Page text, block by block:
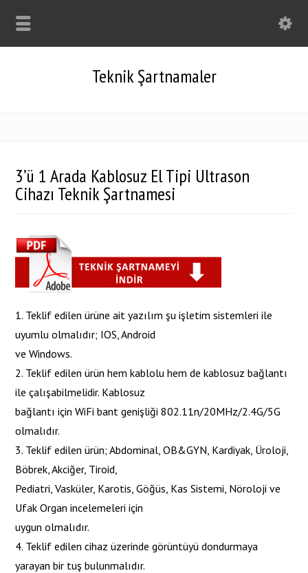
Teknik Şartnamaler
3’ü 1 Arada Kablosuz El Tipi Ultrason
Cihazı Teknik Şartnamesi
1. Teklif edilen ürüne ait yazılım şu işletim sistemleri ile
uyumlu olmalıdır; IOS, Android
ve Windows.
2. Teklif edilen ürün hem kablolu hem de kablosuz bağlantı
ile çalışabilmelidir. Kablosuz
bağlantı için WiFi bant genişliği 802.11n/20MHz/2.4G/5G
olmalıdır.
3. Teklif edilen ürün; Abdominal, OB&GYN, Kardiyak, Üroloji,
Böbrek, Akciğer, Tiroid,
Pediatri, Vasküler, Karotis, Göğüs, Kas Sistemi, Nöroloji ve
Ufak Organ incelemeleri için
uygun olmalıdır.
4. Teklif edilen cihaz üzerinde görüntüyü dondurmaya
yarayan bir tuş bulunmalıdır.